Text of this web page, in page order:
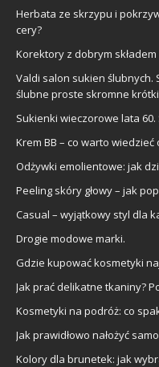
Herbata ze skrzypu i
cery?
Korektory z dobrym
Valdi salon sukien ślubnych.
ślubne proste skromne
Sukienki wieczorowe lata
Krem BB – co warto
Odżywki emolientowe: jak
Peeling skóry głowy – jak
Casual – wyjątkowy styl dla
Drogie modowe marki.
Gdzie kupować kosmetyki
Jak prać delikatne tkaniny?
Kosmetyki na podróż: co
Jak prawidłowo nałożyć
Kolory dla brunetek: jak